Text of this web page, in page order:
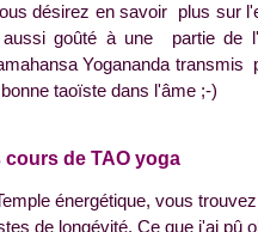
désirez en savoir plus sur
goûté à une partie de
Yogananda transmis
taoïste dans l'âme ;-)
cours de TAO yoga
énergétique, vous
de longévité. Ce que j'ai pû